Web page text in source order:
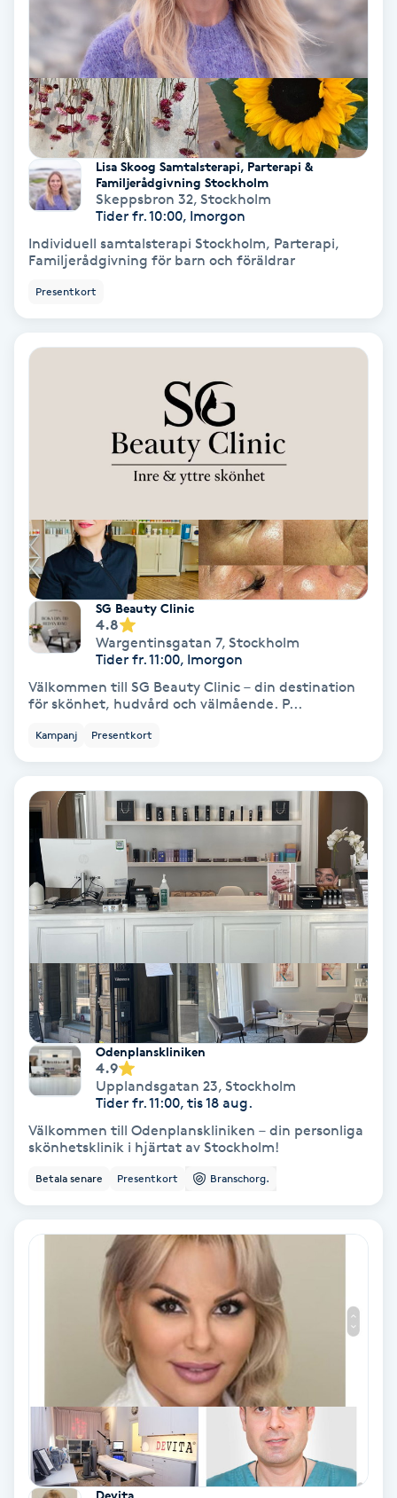
Damklippning
Dermapen
Diamantslipning
Enzympeeling
Extensions
Eyeliner-tatuering
Fet hårbotten
Fettreducering
Fibromassage
Fillers
Fotmassage
Fotvård
Fransar
Fransborttagning
Fransfärgning
Fransförlängning
Fransförlängning Megavolym
Fransförlängning Volym
Fransk manikyr
Frekvensterapi
Friskvårdsmassage
Funktionsanalys
Lisa Skoog Samtalsterapi, Parterapi &
Familjerådgivning Stockholm
Skeppsbron 32, Stockholm
Tider fr. 10:00, Imorgon
Individuell samtalsterapi Stockholm, Parterapi,
Familjerådgivning för barn och föräldrar
Presentkort
SG Beauty Clinic
4.8
Wargentinsgatan 7, Stockholm
Tider fr. 11:00, Imorgon
Välkommen till SG Beauty Clinic – din destination
för skönhet, hudvård och välmående. P...
Kampanj Presentkort
Odenplanskliniken
4.9
Upplandsgatan 23, Stockholm
Tider fr. 11:00, tis 18 aug.
Välkommen till Odenplanskliniken – din personliga
skönhetsklinik i hjärtat av Stockholm!
Betala senare Presentkort Branschorg.